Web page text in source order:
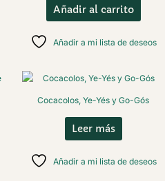
Añadir al carrito
Añadir a mi lista de deseos
Cocacolos, Ye-Yés y Go-Gós
Leer más
Añadir a mi lista de deseos